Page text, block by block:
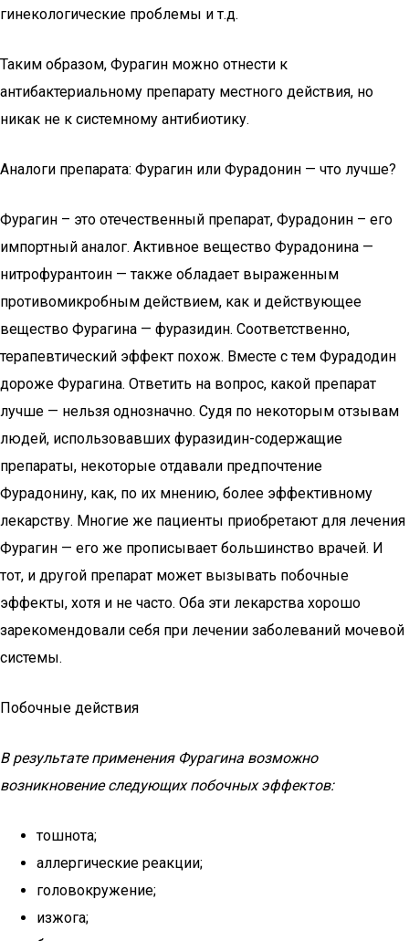
гинекологические проблемы и т.д.
Таким образом, Фурагин можно отнести к
антибактериальному препарату местного действия, но
никак не к системному антибиотику.
Аналоги препарата: Фурагин или Фурадонин — что лучше?
Фурагин – это отечественный препарат, Фурадонин – его
импортный аналог. Активное вещество Фурадонина —
нитрофурантоин — также обладает выраженным
противомикробным действием, как и действующее
вещество Фурагина — фуразидин. Соответственно,
терапевтический эффект похож. Вместе с тем Фурадодин
дороже Фурагина. Ответить на вопрос, какой препарат
лучше — нельзя однозначно. Судя по некоторым отзывам
людей, использовавших фуразидин-содержащие
препараты, некоторые отдавали предпочтение
Фурадонину, как, по их мнению, более эффективному
лекарству. Многие же пациенты приобретают для лечения
Фурагин — его же прописывает большинство врачей. И
тот, и другой препарат может вызывать побочные
эффекты, хотя и не часто. Оба эти лекарства хорошо
зарекомендовали себя при лечении заболеваний мочевой
системы.
Побочные действия
В результате применения Фурагина возможно
возникновение следующих побочных эффектов:
тошнота;
аллергические реакции;
головокружение;
изжога;